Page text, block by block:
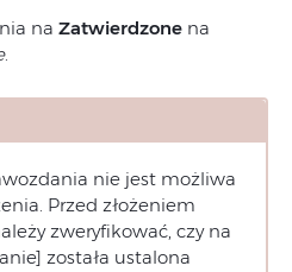
na Zatwierdzone na
.
nie jest możliwa
Przed złożeniem
zweryfikować, czy na
została ustalona